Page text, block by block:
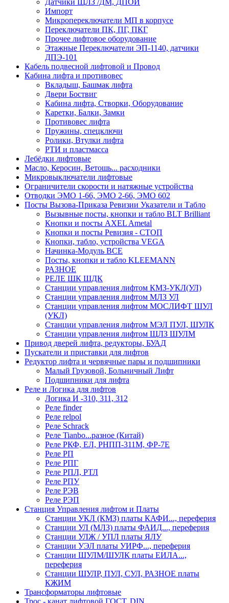
Датчики ЩЛЗ /ДМ, ДПОИ
Импорт
Микропереключатели МП в корпусе
Переключатели ПК, ПГ, ПКГ
Прочее лифтовое оборудование
Этажные Переключатели ЭП-1140, датчики
ДПЭ-101
Кабель подвесной лифтовой и Провод
Кабина лифта и противовес
Вкладыш, Башмак лифта
Двери Боствиг
Кабина лифта, Створки, Оборудование
Каретки, Балки, Замки
Противовес лифта
Пружины, спецключи
Ролики, Втулки лифта
РТИ и пластмасса
Лебёдки лифтовые
Масло, Керосин, Ветошь... расходники
Микровыключатели лифтовые
Ограничители скорости и натяжные устройства
Отводки ЭМО 1-66, ЭМО 2-66, ЭМО 602
Посты Вызова-Приказа Ревизии Указатели и Табло
Вызывные посты, кнопки и табло BLT Brilliant
Кнопки и посты AXEL Ametal
Кнопки и посты Ревизия - СТОП
Кнопки, табло, устройства VEGA
Начинка-Модуль ВСЕ
Посты, кнопки и табло KLEEMANN
РАЗНОЕ
РЕЛЕ ШК ШДК
Станции управления лифтом КМЗ-УКЛ(УЛ)
Станции управления лифтом МЛЗ УЛ
Станции управления лифтом МОСЛИФТ ШУЛ
(УКЛ)
Станции управления лифтом МЭЛ ПУЛ, ШУЛК
Станции управления лифтом ЩЛЗ ШУЛМ
Привод дверей лифта, редукторы, БУАД
Пускатели и приставки для лифтов
Редуктор лифта и червячные пары и подшипники
Малый Грузовой, Больничный Лифт
Подшипники для лифта
Реле и Логика для лифтов
Логика И -310, 311, 312
Реле findеr
Реле relpol
Реле Schrack
Реле Tianbo...разное (Китай)
Реле РКФ, ЕЛ, РНПП-311М, ФР-7Е
Реле РП
Реле РПГ
Реле РПЛ, РТЛ
Реле РПУ
Реле РЭВ
Реле РЭП
Станция Управления лифтом и Платы
Станции УКЛ (КМЗ) платы КАФИ..., переферия
Станции УЛ (МЛЗ) платы ФАИД..., переферия
Станции УЛЖ / УПЛ платы ЯЛУ
Станции УЭЛ платы УИРФ..., переферия
Станции ШУЛМ/ШУЛК платы ЕИЛА...,
переферия
Станции ШУЛР, ПУЛ, СУЛ, РАЗНОЕ платы
КЖИМ
Трансформаторы лифтовые